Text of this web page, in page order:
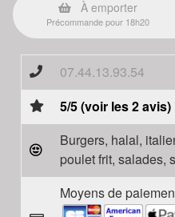
À emporter
Précommande pour 18h20
07.44.13.93.54
5/5 (voir les 2 avis)
Burgers, halal,
poulet frit, salades,
Moyens de